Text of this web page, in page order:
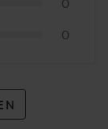
0
0